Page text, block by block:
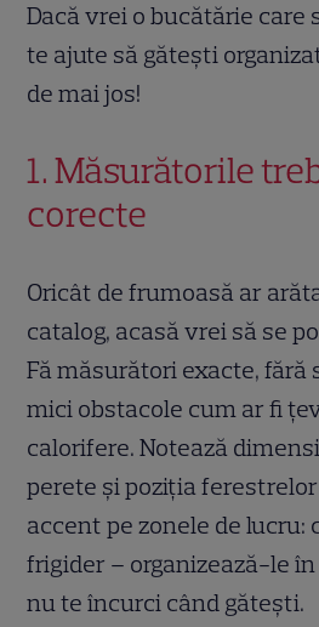
Dacă vrei o bucătărie care
te ajute să gătești
de mai jos!
1. Măsurătorile
corecte
Oricât de frumoasă ar
catalog, acasă vrei să se
Fă măsurători exacte, fără
mici obstacole cum ar fi
calorifere. Notează
perete și poziția
accent pe zonele de lucru:
frigider – organizează-le
nu te încurci când gătești.